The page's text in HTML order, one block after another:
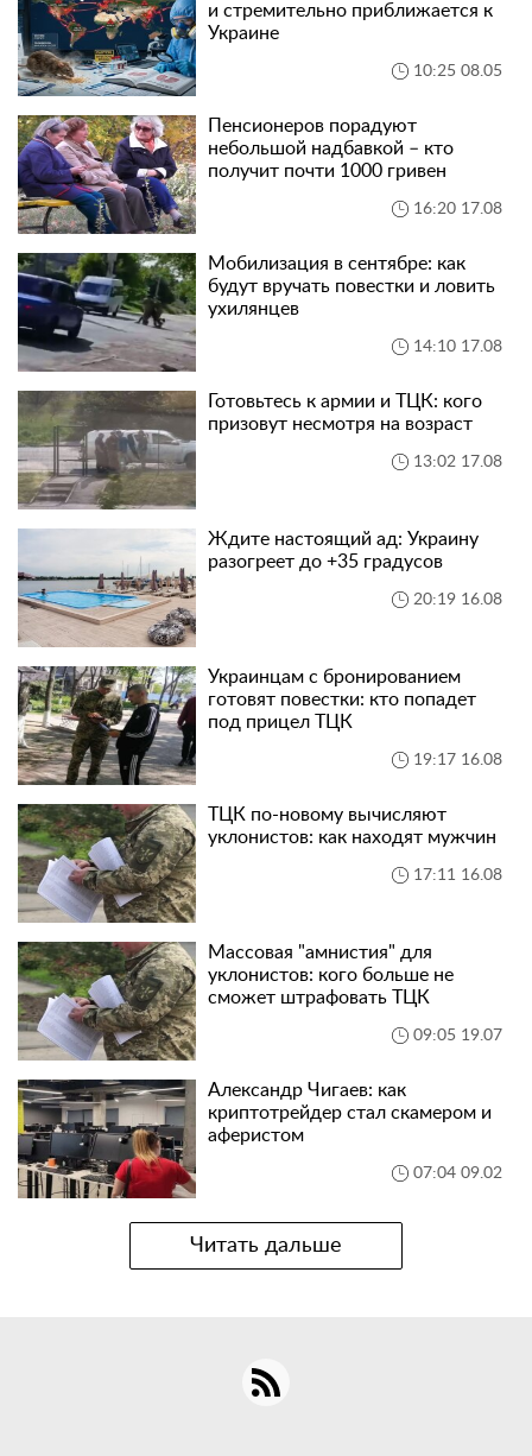
и стремительно приближается к
Украине
10:25 08.05
Пенсионеров порадуют
небольшой надбавкой – кто
получит почти 1000 гривен
16:20 17.08
Мобилизация в сентябре: как
будут вручать повестки и ловить
ухилянцев
14:10 17.08
Готовьтесь к армии и ТЦК: кого
призовут несмотря на возраст
13:02 17.08
Ждите настоящий ад: Украину
разогреет до +35 градусов
20:19 16.08
Украинцам с бронированием
готовят повестки: кто попадет
под прицел ТЦК
19:17 16.08
ТЦК по-новому вычисляют
уклонистов: как находят мужчин
17:11 16.08
Массовая "амнистия" для
уклонистов: кого больше не
сможет штрафовать ТЦК
09:05 19.07
Александр Чигаев: как
криптотрейдер стал скамером и
аферистом
07:04 09.02
Читать дальше